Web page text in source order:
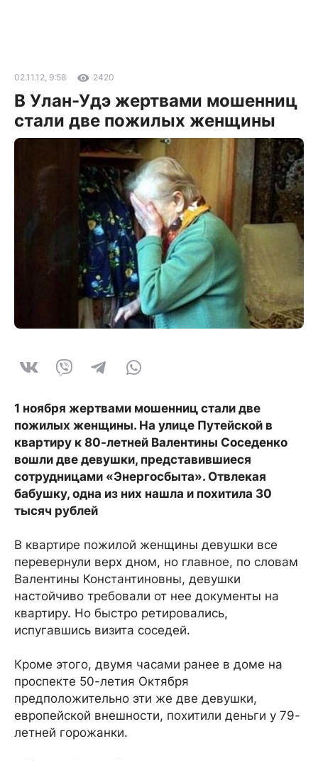
02.11.12, 9:58 2420
В Улан-Удэ жертвами мошенниц
стали две пожилых женщины
1 ноября жертвами мошенниц стали две
пожилых женщины. На улице Путейской в
квартиру к 80-летней Валентины Соседенко
вошли две девушки, представившиеся
сотрудницами «Энергосбыта». Отвлекая
бабушку, одна из них нашла и похитила 30
тысяч рублей
В квартире пожилой женщины девушки все
перевернули верх дном, но главное, по словам
Валентины Константиновны, девушки
настойчиво требовали от нее документы на
квартиру. Но быстро ретировались,
испугавшись визита соседей.
Кроме этого, двумя часами ранее в доме на
проспекте 50-летия Октября
предположительно эти же две девушки,
европейской внешности, похитили деньги у 79-
летней горожанки.